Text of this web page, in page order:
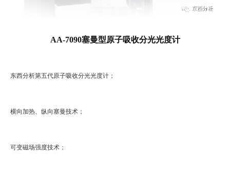
AA-7090塞曼型原子吸收分光光度计
东西分析第五代原子吸收分光光度计；
横向加热、纵向塞曼技术；
可变磁场强度技术；